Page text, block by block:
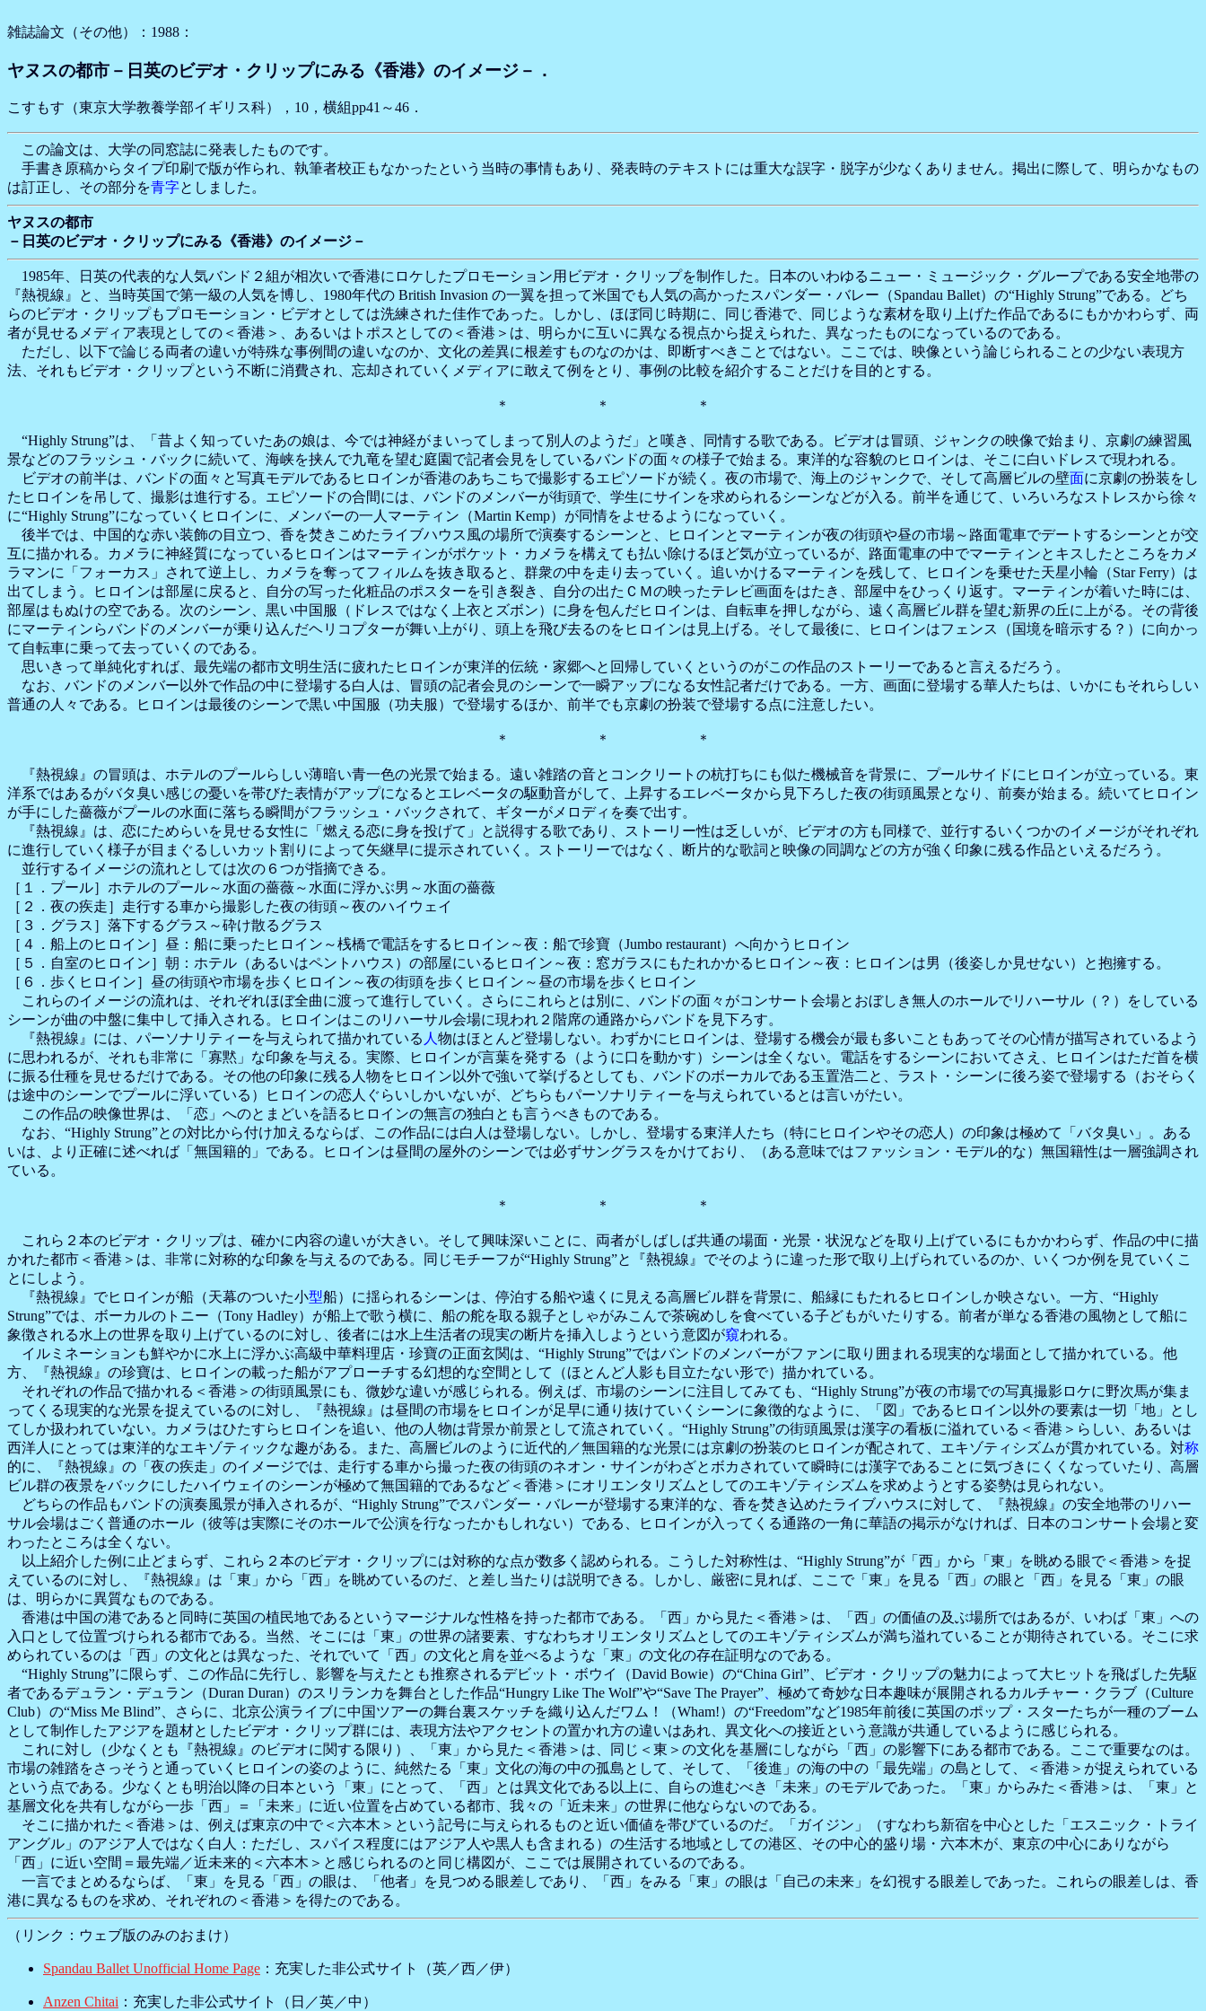
雑誌論文（その他）：1988：
ヤヌスの都市－日英のビデオ・クリップにみる《香港》のイメージ－．
こすもす（東京大学教養学部イギリス科），10，横組pp41～46．
この論文は、大学の同窓誌に発表したものです。
手書き原稿からタイプ印刷で版が作られ、執筆者校正もなかったという当時の事情もあり、発表時のテキストには重大な誤字・脱字が少なくありません。掲出に際して、明らかなもの
は訂正し、その部分を青字としました。
ヤヌスの都市
－日英のビデオ・クリップにみる《香港》のイメージ－
1985年、日英の代表的な人気バンド２組が相次いで香港にロケしたプロモーション用ビデオ・クリップを制作した。日本のいわゆるニュー・ミュージック・グループである安全地帯の
『熱視線』と、当時英国で第一級の人気を博し、1980年代の British Invasion の一翼を担って米国でも人気の高かったスパンダー・バレー（Spandau Ballet）の“Highly Strung”である。どち
らのビデオ・クリップもプロモーション・ビデオとしては洗練された佳作であった。しかし、ほぼ同じ時期に、同じ香港で、同じような素材を取り上げた作品であるにもかかわらず、両
者が見せるメディア表現としての＜香港＞、あるいはトポスとしての＜香港＞は、明らかに互いに異なる視点から捉えられた、異なったものになっているのである。
ただし、以下で論じる両者の違いが特殊な事例間の違いなのか、文化の差異に根差すものなのかは、即断すべきことではない。ここでは、映像という論じられることの少ない表現方
法、それもビデオ・クリップという不断に消費され、忘却されていくメディアに敢えて例をとり、事例の比較を紹介することだけを目的とする。
＊ ＊ ＊
“Highly Strung”は、「昔よく知っていたあの娘は、今では神経がまいってしまって別人のようだ」と嘆き、同情する歌である。ビデオは冒頭、ジャンクの映像で始まり、京劇の練習風
景などのフラッシュ・バックに続いて、海峡を挟んで九竜を望む庭園で記者会見をしているバンドの面々の様子で始まる。東洋的な容貌のヒロインは、そこに白いドレスで現われる。
ビデオの前半は、バンドの面々と写真モデルであるヒロインが香港のあちこちで撮影するエピソードが続く。夜の市場で、海上のジャンクで、そして高層ビルの壁面に京劇の扮装をし
たヒロインを吊して、撮影は進行する。エピソードの合間には、バンドのメンバーが街頭で、学生にサインを求められるシーンなどが入る。前半を通じて、いろいろなストレスから徐々
に“Highly Strung”になっていくヒロインに、メンバーの一人マーティン（Martin Kemp）が同情をよせるようになっていく。
後半では、中国的な赤い装飾の目立つ、香を焚きこめたライブハウス風の場所で演奏するシーンと、ヒロインとマーティンが夜の街頭や昼の市場～路面電車でデートするシーンとが交
互に描かれる。カメラに神経質になっているヒロインはマーティンがポケット・カメラを構えても払い除けるほど気が立っているが、路面電車の中でマーティンとキスしたところをカメ
ラマンに「フォーカス」されて逆上し、カメラを奪ってフィルムを抜き取ると、群衆の中を走り去っていく。追いかけるマーティンを残して、ヒロインを乗せた天星小輪（Star Ferry）は
出てしまう。ヒロインは部屋に戻ると、自分の写った化粧品のポスターを引き裂き、自分の出たＣＭの映ったテレビ画面をはたき、部屋中をひっくり返す。マーティンが着いた時には、
部屋はもぬけの空である。次のシーン、黒い中国服（ドレスではなく上衣とズボン）に身を包んだヒロインは、自転車を押しながら、遠く高層ビル群を望む新界の丘に上がる。その背後
にマーティンらバンドのメンバーが乗り込んだヘリコプターが舞い上がり、頭上を飛び去るのをヒロインは見上げる。そして最後に、ヒロインはフェンス（国境を暗示する？）に向かっ
て自転車に乗って去っていくのである。
思いきって単純化すれば、最先端の都市文明生活に疲れたヒロインが東洋的伝統・家郷へと回帰していくというのがこの作品のストーリーであると言えるだろう。
なお、バンドのメンバー以外で作品の中に登場する白人は、冒頭の記者会見のシーンで一瞬アップになる女性記者だけである。一方、画面に登場する華人たちは、いかにもそれらしい
普通の人々である。ヒロインは最後のシーンで黒い中国服（功夫服）で登場するほか、前半でも京劇の扮装で登場する点に注意したい。
＊ ＊ ＊
『熱視線』の冒頭は、ホテルのプールらしい薄暗い青一色の光景で始まる。遠い雑踏の音とコンクリートの杭打ちにも似た機械音を背景に、プールサイドにヒロインが立っている。東
洋系ではあるがバタ臭い感じの憂いを帯びた表情がアップになるとエレベータの駆動音がして、上昇するエレベータから見下ろした夜の街頭風景となり、前奏が始まる。続いてヒロイン
が手にした薔薇がプールの水面に落ちる瞬間がフラッシュ・バックされて、ギターがメロディを奏で出す。
『熱視線』は、恋にためらいを見せる女性に「燃える恋に身を投げて」と説得する歌であり、ストーリー性は乏しいが、ビデオの方も同様で、並行するいくつかのイメージがそれぞれ
に進行していく様子が目まぐるしいカット割りによって矢継早に提示されていく。ストーリーではなく、断片的な歌詞と映像の同調などの方が強く印象に残る作品といえるだろう。
並行するイメージの流れとしては次の６つが指摘できる。
［１．プール］ホテルのプール～水面の薔薇～水面に浮かぶ男～水面の薔薇
［２．夜の疾走］走行する車から撮影した夜の街頭～夜のハイウェイ
［３．グラス］落下するグラス～砕け散るグラス
［４．船上のヒロイン］昼：船に乗ったヒロイン～桟橋で電話をするヒロイン～夜：船で珍寶（Jumbo restaurant）へ向かうヒロイン
［５．自室のヒロイン］朝：ホテル（あるいはペントハウス）の部屋にいるヒロイン～夜：窓ガラスにもたれかかるヒロイン～夜：ヒロインは男（後姿しか見せない）と抱擁する。
［６．歩くヒロイン］昼の街頭や市場を歩くヒロイン～夜の街頭を歩くヒロイン～昼の市場を歩くヒロイン
これらのイメージの流れは、それぞれほぼ全曲に渡って進行していく。さらにこれらとは別に、バンドの面々がコンサート会場とおぼしき無人のホールでリハーサル（？）をしている
シーンが曲の中盤に集中して挿入される。ヒロインはこのリハーサル会場に現われ２階席の通路からバンドを見下ろす。
『熱視線』には、パーソナリティーを与えられて描かれている 人物はほとんど登場しない。わずかにヒロインは、登場する機会が最も多いこともあってその心情が描写されているよう
に思われるが、それも非常に「寡黙」な印象を与える。実際、ヒロインが言葉を発する（ように口を動かす）シーンは全くない。電話をするシーンにおいてさえ、ヒロインはただ首を横
に振る仕種を見せるだけである。その他の印象に残る人物をヒロイン以外で強いて挙げるとしても、バンドのボーカルである玉置浩二と、ラスト・シーンに後ろ姿で登場する（おそらく
は途中のシーンでプールに浮いている）ヒロインの恋人ぐらいしかいないが、どちらもパーソナリティーを与えられているとは言いがたい。
この作品の映像世界は、「恋」へのとまどいを語るヒロインの無言の独白とも言うべきものである。
なお、“Highly Strung”との対比から付け加えるならば、この作品には白人は登場しない。しかし、登場する東洋人たち（特にヒロインやその恋人）の印象は極めて「バタ臭い」。ある
いは、より正確に述べれば「無国籍的」である。ヒロインは昼間の屋外のシーンでは必ずサングラスをかけており、（ある意味ではファッション・モデル的な）無国籍性は一層強調され
ている。
＊ ＊ ＊
これら２本のビデオ・クリップは、確かに内容の違いが大きい。そして興味深いことに、両者がしばしば共通の場面・光景・状況などを取り上げているにもかかわらず、作品の中に描
かれた都市＜香港＞は、非常に対称的な印象を与えるのである。同じモチーフが“Highly Strung”と『熱視線』でそのように違った形で取り上げられているのか、いくつか例を見ていくこ
とにしよう。
『熱視線』でヒロインが船（天幕のついた小型船）に揺られるシーンは、停泊する船や遠くに見える高層ビル群を背景に、船縁にもたれるヒロインしか映さない。一方、“Highly
Strung”では、ボーカルのトニー（Tony Hadley）が船上で歌う横に、船の舵を取る親子としゃがみこんで茶碗めしを食べている子どもがいたりする。前者が単なる香港の風物として船に
象徴される水上の世界を取り上げているのに対し、後者には水上生活者の現実の断片を挿入しようという意図が窺われる。
イルミネーションも鮮やかに水上に浮かぶ高級中華料理店・珍寶の正面玄関は、“Highly Strung”ではバンドのメンバーがファンに取り囲まれる現実的な場面として描かれている。他
方、『熱視線』の珍寶は、ヒロインの載った船がアプローチする幻想的な空間として（ほとんど人影も目立たない形で）描かれている。
それぞれの作品で描かれる＜香港＞の街頭風景にも、微妙な違いが感じられる。例えば、市場のシーンに注目してみても、“Highly Strung”が夜の市場での写真撮影ロケに野次馬が集ま
ってくる現実的な光景を捉えているのに対し、『熱視線』は昼間の市場をヒロインが足早に通り抜けていくシーンに象徴的なように、「図」であるヒロイン以外の要素は一切「地」とし
てしか扱われていない。カメラはひたすらヒロインを追い、他の人物は背景か前景として流されていく。“Highly Strung”の街頭風景は漢字の看板に溢れている＜香港＞らしい、あるいは
西洋人にとっては東洋的なエキゾティックな趣がある。また、高層ビルのように近代的／無国籍的な光景には京劇の扮装のヒロインが配されて、エキゾティシズムが貫かれている。対称
的に、『熱視線』の「夜の疾走」のイメージでは、走行する車から撮った夜の街頭のネオン・サインがわざとボカされていて瞬時には漢字であることに気づきにくくなっていたり、高層
ビル群の夜景をバックにしたハイウェイのシーンが極めて無国籍的であるなど＜香港＞にオリエンタリズムとしてのエキゾティシズムを求めようとする姿勢は見られない。
どちらの作品もバンドの演奏風景が挿入されるが、“Highly Strung”でスパンダー・バレーが登場する東洋的な、香を焚き込めたライブハウスに対して、『熱視線』の安全地帯のリハー
サル会場はごく普通のホール（彼等は実際にそのホールで公演を行なったかもしれない）である、ヒロインが入ってくる通路の一角に華語の掲示がなければ、日本のコンサート会場と変
わったところは全くない。
以上紹介した例に止どまらず、これら２本のビデオ・クリップには対称的な点が数多く認められる。こうした対称性は、“Highly Strung”が「西」から「東」を眺める眼で＜香港＞を捉
えているのに対し、『熱視線』は「東」から「西」を眺めているのだ、と差し当たりは説明できる。しかし、厳密に見れば、ここで「東」を見る「西」の眼と「西」を見る「東」の眼
は、明らかに異質なものである。
香港は中国の港であると同時に英国の植民地であるというマージナルな性格を持った都市である。「西」から見た＜香港＞は、「西」の価値の及ぶ場所ではあるが、いわば「東」への
入口として位置づけられる都市である。当然、そこには「東」の世界の諸要素、すなわちオリエンタリズムとしてのエキゾティシズムが満ち溢れていることが期待されている。そこに求
められているのは「西」の文化とは異なった、それでいて「西」の文化と肩を並べるような「東」の文化の存在証明なのである。
“Highly Strung”に限らず、この作品に先行し、影響を与えたとも推察されるデビット・ボウイ（David Bowie）の“China Girl”、ビデオ・クリップの魅力によって大ヒットを飛ばした先駆
者であるデュラン・デュラン（Duran Duran）のスリランカを舞台とした作品“Hungry Like The Wolf”や“Save The Prayer”、 極めて奇妙な日本趣味が展開されるカルチャー・クラブ（Culture
Club）の“Miss Me Blind”、さらに、北京公演ライブに中国ツアーの舞台裏スケッチを織り込んだワム！（Wham!）の“Freedom”など1985年前後に英国のポップ・スターたちが一種のブーム
として制作したアジアを題材としたビデオ・クリップ群には、表現方法やアクセントの置かれ方の違いはあれ、異文化への接近という意識が共通しているように感じられる。
これに対し（少なくとも『熱視線』のビデオに関する限り）、「東」から見た＜香港＞は、同じ＜東＞の文化を基層にしながら「西」の影響下にある都市である。ここで重要なのは。
市場の雑踏をさっそうと通っていくヒロインの姿のように、純然たる「東」文化の海の中の孤島として、そして、「後進」の海の中の「最先端」の島として、＜香港＞が捉えられている
という点である。少なくとも明治以降の日本という「東」にとって、「西」とは異文化である以上に、自らの進むべき「未来」のモデルであった。「東」からみた＜香港＞は、「東」と
基層文化を共有しながら一歩「西」＝「未来」に近い位置を占めている都市、我々の「近未来」の世界に他ならないのである。
そこに描かれた＜香港＞は、例えば東京の中で＜六本木＞という記号に与えられるものと近い価値を帯びているのだ。「ガイジン」（すなわち新宿を中心とした「エスニック・トライ
アングル」のアジア人ではなく白人：ただし、スパイス程度にはアジア人や黒人も含まれる）の生活する地域としての港区、その中心的盛り場・六本木が、東京の中心にありながら
「西」に近い空間＝最先端／近未来的＜六本木＞と感じられるのと同じ構図が、ここでは展開されているのである。
一言でまとめるならば、「東」を見る「西」の眼は、「他者」を見つめる眼差しであり、「西」をみる「東」の眼は「自己の未来」を幻視する眼差しであった。これらの眼差しは、香
港に異なるものを求め、それぞれの＜香港＞を得たのである。
（リンク：ウェブ版のみのおまけ）
Spandau Ballet Unofficial Home Page ：充実した非公式サイト（英／西／伊）
Anzen Chitai ：充実した非公式サイト（日／英／中）